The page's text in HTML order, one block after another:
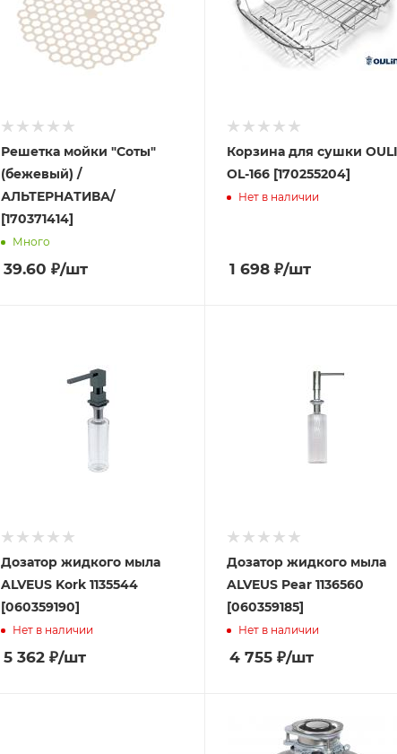
Решетка мойки "Соты"
(бежевый) /
АЛЬТЕРНАТИВА/
[170371414]
Много
39.60 ₽/шт
Корзина для сушки
OL-166 [170255204]
Нет в наличии
1 698₽/шт
Дозатор жидкого мыла
ALVEUS Kork 1135544
[060359190]
Нет в наличии
5 362₽/шт
Дозатор жидкого мыла
ALVEUS Pear 1136560
[060359185]
Нет в наличии
4 755₽/шт